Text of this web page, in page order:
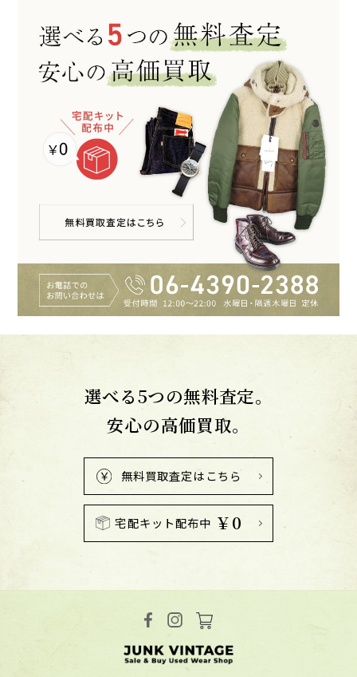
選べる5つの無料査定。
安心の高価買取。
無料買取査定はこちら
宅配キット配布中 ￥0